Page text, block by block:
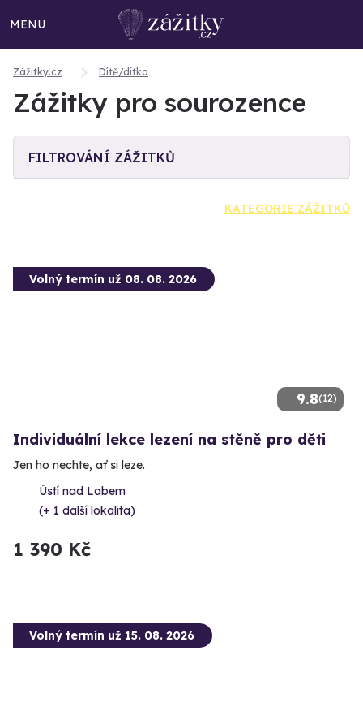
MENU
Zážitky.cz Dítě/dítko
Zážitky pro sourozence
FILTROVÁNÍ ZÁŽITKŮ
KATEGORIE ZÁŽITKŮ
9.8(12)
Volný termín už 08. 08. 2026
Individuální lekce lezení na stěně pro děti
Jen ho nechte, ať si leze.
Ústí nad Labem
(+ 1 další lokalita)
1 390 Kč
Volný termín už 15. 08. 2026